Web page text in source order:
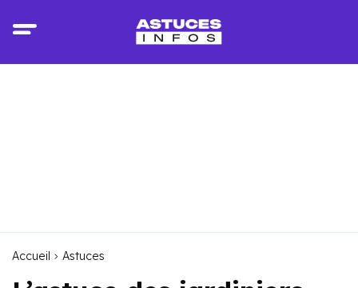
Accueil Astuces